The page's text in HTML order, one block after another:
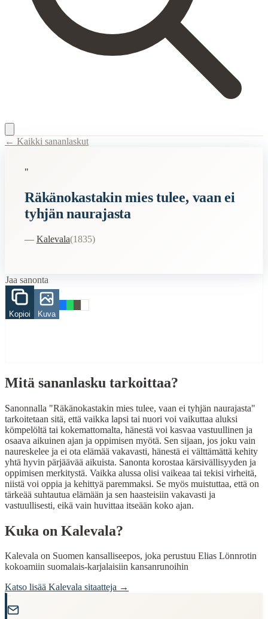
Description:Sanonnalla "Räkänokastakin mies tulee, vaan ei tyhjän
Semantic Themes
Suomalaiset
Miehet
Related Topics
mies
Finding Finnish proverbs about specific topics
Learning Finnish language through proverbs
Finding quotes for speeches or writing
Cultural Context
Language: Finnish (suomi)
Origin:Finland
Period:Traditional folk wisdom
← Kaikki sananlaskut
"
Räkänokastakin mies tulee, vaan ei
tyhjän naurajasta
— Kalevala(1835)
Jaa sanonta
Kopioi Kuva
Mitä sananlasku tarkoittaa?
Sanonnalla "Räkänokastakin mies tulee, vaan ei tyhjän naurajasta"
tarkoitetaan sitä, että vaikka lapsi tai nuori voi vaikuttaa aluksi
kömpelöltä tai kokemattomalta, hänestä voi kasvaa vastuullinen ja
osaava aikuinen ajan ja oppimisen myötä. Sen sijaan, jos joku vain
naureskelee ja ei ota elämää vakavasti, hänestä ei välttämättä kehity
yhtä hyvin pärjäävää aikuista. Sanonta korostaa kärsivällisyyden ja
oppimisen merkitystä. Vaikka alussa olisi vaikeaa tai tekisi virheitä,
niistä voi oppia ja kehittyä paremmaksi. Se myös muistuttaa, että on
tärkeää suhtautua elämään ja sen haasteisiin vakavasti ja
vastuullisesti, eikä vain huvittaa itseään koko ajan.
Kuka on Kalevala?
Kalevala on Suomen kansalliseepos, joka perustuu Elias Lönnrotin
kokoamiin suomalais-karjalaisiin kansanrunoihin
Katso lisää Kalevala sitaatteja →